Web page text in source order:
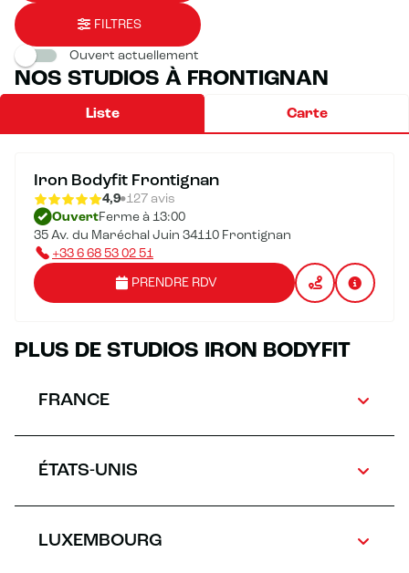
FILTRES
Ouvert actuellement
NOS STUDIOS À FRONTIGNAN
Liste Carte
Iron Bodyfit Frontignan
4,9 127 avis
OuvertFerme à 13:00
35 Av. du Maréchal Juin 34110 Frontignan
+33 6 68 53 02 51
PRENDRE RDV
PLUS DE STUDIOS IRON BODYFIT
FRANCE
ÉTATS-UNIS
LUXEMBOURG